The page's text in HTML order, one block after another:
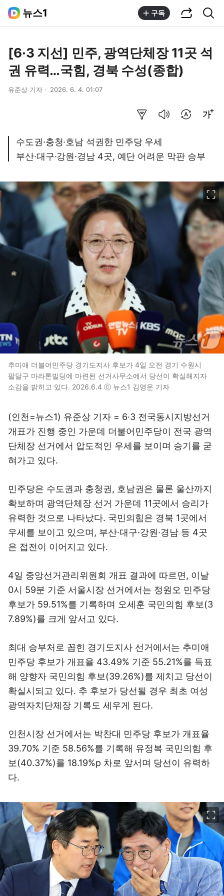
뉴스1 구독
[6·3 지선] 민주, 광역단체장 11곳 석
권 유력…국힘, 경북 수성(종합)
유준상 기자 2026. 6. 4. 01:07
수도권·충청·호남 석권한 민주당 우세
부산·대구·강원·경남 4곳, 예단 어려운 막판 승부
추미애 더불어민주당 경기도지사 후보가 4일 오전 경기 수원시
팔달구 마라톤빌딩에 마련된 선거사무소에서 당선이 확실해지자
소감을 밝히고 있다. 2026.6.4 ⓒ 뉴스1 김영운 기자
(인천=뉴스1) 유준상 기자 = 6·3 전국동시지방선거
개표가 진행 중인 가운데 더불어민주당이 전국 광역
단체장 선거에서 압도적인 우세를 보이며 승기를 굳
혀가고 있다.
민주당은 수도권과 충청권, 호남권은 물론 울산까지
확보하며 광역단체장 선거 가운데 11곳에서 승리가
유력한 것으로 나타났다. 국민의힘은 경북 1곳에서
우세를 보이고 있으며, 부산·대구·강원·경남 등 4곳
은 접전이 이어지고 있다.
4일 중앙선거관리위원회 개표 결과에 따르면, 이날
0시 59분 기준 서울시장 선거에서는 정원오 민주당
후보가 59.51%를 기록하며 오세훈 국민의힘 후보(3
7.89%)를 크게 앞서고 있다.
최대 승부처로 꼽힌 경기도지사 선거에서는 추미애
민주당 후보가 개표율 43.49% 기준 55.21%를 득표
해 양향자 국민의힘 후보(39.26%)를 제치고 당선이
확실시되고 있다. 추 후보가 당선될 경우 최초 여성
광역자치단체장 기록도 세우게 된다.
인천시장 선거에서는 박찬대 민주당 후보가 개표율
39.70% 기준 58.56%를 기록해 유정복 국민의힘 후
보(40.37%)를 18.19%p 차로 앞서며 당선이 유력하
다.